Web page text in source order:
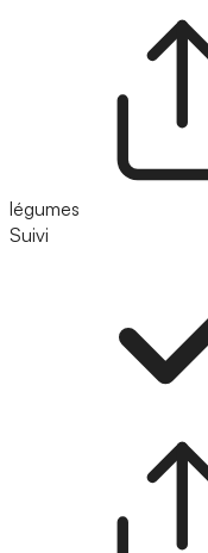
légumes
Suivi